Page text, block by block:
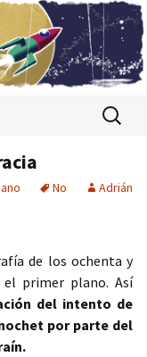
Buscar:
No
Adrián
de los ochenta y
el primer plano. Así
del intento de
por parte del